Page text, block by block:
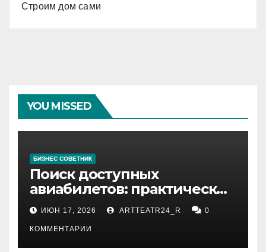
Строим дом сами
YOU MISSED
БИЗНЕС СОВЕТНИК
Поиск доступных
авиабилетов: практические
рекомендации
ИЮН 17, 2026 ARTTEATR24_R 0
КОММЕНТАРИИ